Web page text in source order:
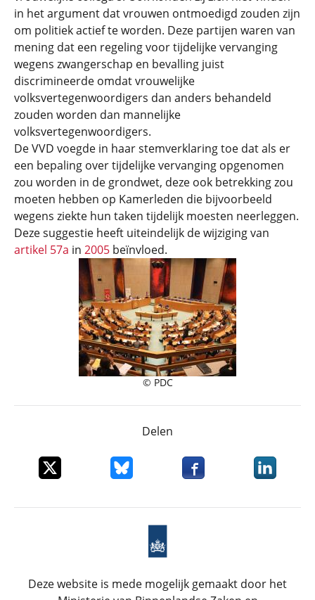
in het argument dat vrouwen ontmoedigd zouden zijn
om politiek actief te worden. Deze partijen waren van
mening dat een regeling voor tijdelijke vervanging
wegens zwangerschap en bevalling juist
discrimineerde omdat vrouwelijke
volksvertegenwoordigers dan anders behandeld
zouden worden dan mannelijke
volksvertegenwoordigers.
De VVD voegde in haar stemverklaring toe dat als er
een bepaling over tijdelijke vervanging opgenomen
zou worden in de grondwet, deze ook betrekking zou
moeten hebben op Kamerleden die bijvoorbeeld
wegens ziekte hun taken tijdelijk moesten neerleggen.
Deze suggestie heeft uiteindelijk de wijziging van
artikel 57a in 2005 beïnvloed.
© PDC
Delen
Deel dit item op XDeel dit item op Bluesky
Deel dit item opDeel dit
Deze website is mede mogelijk gemaakt door het